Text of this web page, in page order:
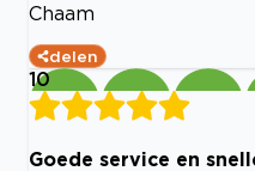
Chaam
delen
10
Goede service en